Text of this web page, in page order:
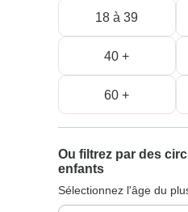
18 à 39
40 +
60 +
Ou filtrez par des
enfants
Sélectionnez l'âge du